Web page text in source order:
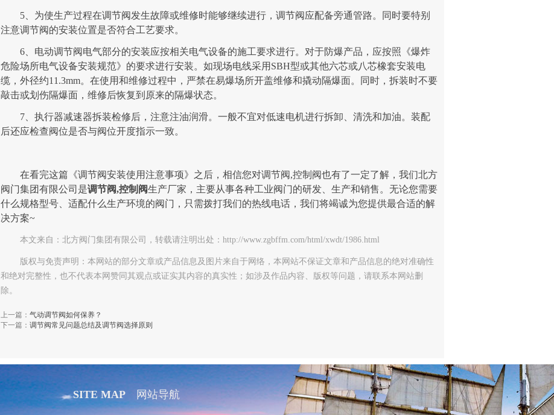
5、为使生产过程在调节阀发生故障或维修时能够继续进行，调节阀应配备旁通管路。同时要特别
注意调节阀的安装位置是否符合工艺要求。
6、电动调节阀电气部分的安装应按相关电气设备的施工要求进行。对于防爆产品，应按照《爆炸
危险场所电气设备安装规范》的要求进行安装。如现场电线采用SBH型或其他六芯或八芯橡套安装电
缆，外径约11.3mm。在使用和维修过程中，严禁在易爆场所开盖维修和撬动隔爆面。同时，拆装时不要
敲击或划伤隔爆面，维修后恢复到原来的隔爆状态。
7、执行器减速器拆装检修后，注意注油润滑。一般不宜对低速电机进行拆卸、清洗和加油。装配
后还应检查阀位是否与阀位开度指示一致。
在看完这篇《调节阀安装使用注意事项》之后，相信您对调节阀,控制阀也有了一定了解，我们北方
阀门集团有限公司是调节阀,控制阀生产厂家，主要从事各种工业阀门的研发、生产和销售。无论您需要
什么规格型号、适配什么生产环境的阀门，只需拨打我们的热线电话，我们将竭诚为您提供最合适的解
决方案~
本文来自：北方阀门集团有限公司，转载请注明出处：http://www.zgbffm.com/html/xwdt/1986.html
版权与免责声明：本网站的部分文章或产品信息及图片来自于网络，本网站不保证文章和产品信息的绝对准确性
和绝对完整性，也不代表本网赞同其观点或证实其内容的真实性；如涉及作品内容、版权等问题，请联系本网站删
除。
上一篇： 气动调节阀如何保养？
下一篇： 调节阀常见问题总结及调节阀选择原则
SITE MAP 网站导航